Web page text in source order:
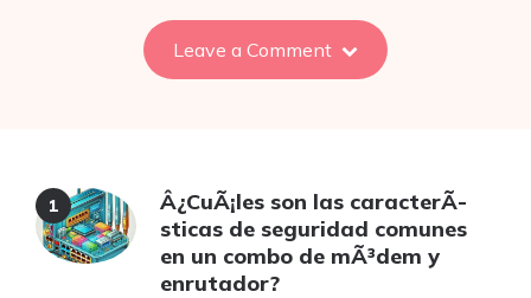
Leave a Comment
Â¿CuÃ¡les son las caracterÃ­
sticas de seguridad comunes
en un combo de mÃ³dem y
enrutador?